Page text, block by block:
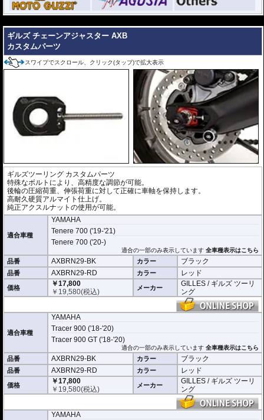
ギルズ チェーンアジャスター AXB
カスタムパーツ
スワイプでスクロール、クリック(タップ)で拡大表示
ギルズツーリング カスタムパーツ
特殊なボルトにより、高精度な調節が可能。
後輪の圧縮荷重、伸張荷重に対して正確に車軸を保持します。
高耐久硬質アルマイト仕上げ。
純正アクスルナットの使用が可能。
適合車種
YAMAHA
Tenere 700 ('19-'21)
Tenere 700 ('20-)
適合の一部のみ表示しています全車種表示はこちら
品番 AXBRN29-BK カラー ブラック
品番 AXBRN29-RD カラー レッド
価格
￥17,800
￥ 19,580(税込) メーカー
GILLES / ギルズ ツーリ
ング
適合車種
YAMAHA
Tracer 900 ('18-'20)
Tracer 900 GT ('18-'20)
適合の一部のみ表示しています全車種表示はこちら
品番 AXBRN29-BK カラー ブラック
品番 AXBRN29-RD カラー レッド
価格
￥17,800
￥ 19,580(税込) メーカー
GILLES / ギルズ ツーリ
ング
YAMAHA